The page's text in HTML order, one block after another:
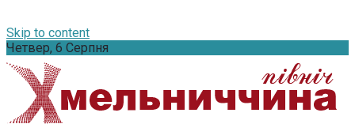
Skip to content
Четвер, 6 Серпня